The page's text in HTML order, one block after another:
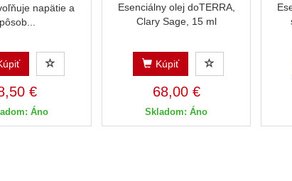
napätie a
pôsob...
€
Áno
Esenciálny olej doTERRA,
Clary Sage, 15 ml
Kúpiť
68,00 €
Skladom: Áno